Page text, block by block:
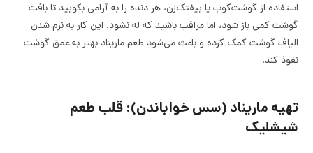
استفاده از گوشت‌کوب یا بیفتک‌زن، هر دنده را به آرامی بکوبید تا بافت
گوشت کمی باز شود، اما مراقب باشید که له نشود. این کار به نرم شدن
الیاف گوشت کمک کرده و باعث می‌شود طعم ماریناد بهتر به عمق گوشت
نفوذ کند.
تهیه ماریناد (سس خواباندن): قلب طعم
شیشلیک